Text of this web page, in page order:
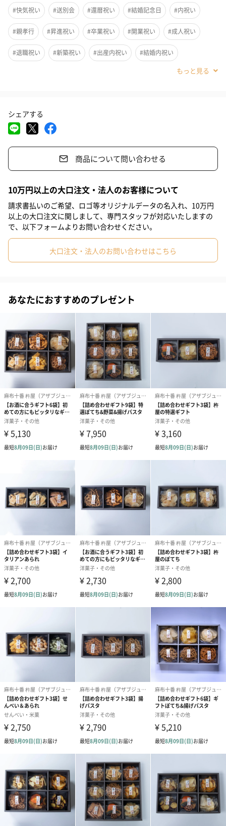
仕事終わりの晩酌タイムに自分へのご褒美として、お酒とのペア
リングを楽しむ至福のひとときに。
お酒好きな方への誕生日プレゼントや父の日、母の日のギフトに
もおすすめです。
また、海外の方へのお土産として、日本ならではの上質な和スナ
ックは外国の方にも喜ばれる一品となっています。
取り揃えの品々の中から、当店が選りすぐってご提案するフルー
ツチップスの3種のお詰め合わせです。
山形のかき
青森のりんご
南国のばなな
麻布十番 杵屋
大人のおつまみ菓子専門店
麻布十番 杵屋（アザブジュウバン キネヤ）は、1955年創業の伝統
を受け継ぎ、素材の美味しさを引き立てる味わいで長年愛されて
きました。
現在はお煎餅屋としての背景を活かしながら、現代のお酒文化に
寄り添う新しいスナックを提案。
手土産やギフトにも最適な、大人のための逸品を麻布十番から発
信しています。
商品詳細情報
外装サイズ
縦28.5cm×横11cm×高さ7cm
賞味期限／消
費期限
アレルゲン情
報
小麦・乳
本製品は、小麦・乳を含む製品と共通の設備で製造さ
配送方法（常
温・冷凍・冷
蔵）
常温
個包装有無
内容量／数量
1箱3袋入り
#快気祝い #送別会 #還暦祝い #結婚記念日 #内祝い
#親孝行 #昇進祝い #卒業祝い #開業祝い #成人祝い
#退職祝い #新築祝い #出産内祝い #結婚内祝い
#喜寿祝い
#父の日
#誕生日 #お中元
#敬老の日 #入学祝い #就職祝い
#妹 #息子 #娘 #姪 #甥 #女子大学生
#部下女性 #義父 #義母 #取引先男性 #取引先女性
#男性 #女性 #夫 #妻 #父親 #彼女 #祖母
#男子大学生 #10代 #20代前半
#40代 #50代 #60代 #70代 #80代
シェアする
商品について問い合わせる
10万円以上の大口注文・法人のお客様について
請求書払いのご希望、ロゴ等オリジナルデータの名入れ、10万円
以上の大口注文に関しまして、専門スタッフが対応いたしますの
で、以下フォームよりお問い合わせください。
大口注文・法人のお問い合わせはこちら
あなたにおすすめのプレゼント